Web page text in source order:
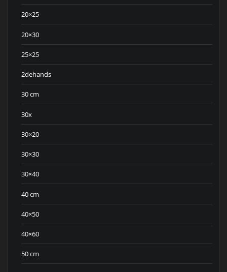
20×25
20×30
25×25
2dehands
30 cm
30x
30×20
30×30
30×40
40 cm
40×50
40×60
50 cm